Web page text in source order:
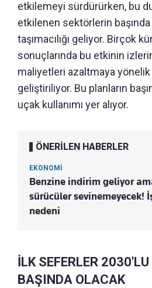
etkilemeyi sürdürürken, bu
etkilenen sektörlerin
taşımacılığı geliyor. Birçok
sonuçlarında bu etkinin
maliyetleri azaltmaya
geliştiriliyor. Bu planların
uçak kullanımı yer alıyor.
ÖNERİLEN HABERLER
EKONOMİ
Benzine indirim geliyor
sürücüler sevinemeyecek!
nedeni
İLK SEFERLER
BAŞINDA OLACAK